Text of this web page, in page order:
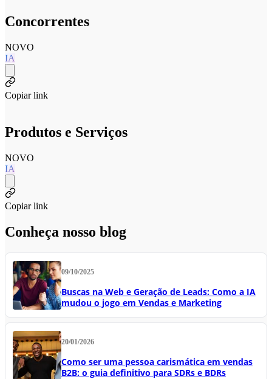
Concorrentes
NOVO
IA
Copiar link
Produtos e Serviços
NOVO
IA
Copiar link
Conheça nosso blog
09/10/2025
Buscas na Web e Geração de Leads: Como a IA
mudou o jogo em Vendas e Marketing
20/01/2026
Como ser uma pessoa carismática em vendas
B2B: o guia definitivo para SDRs e BDRs